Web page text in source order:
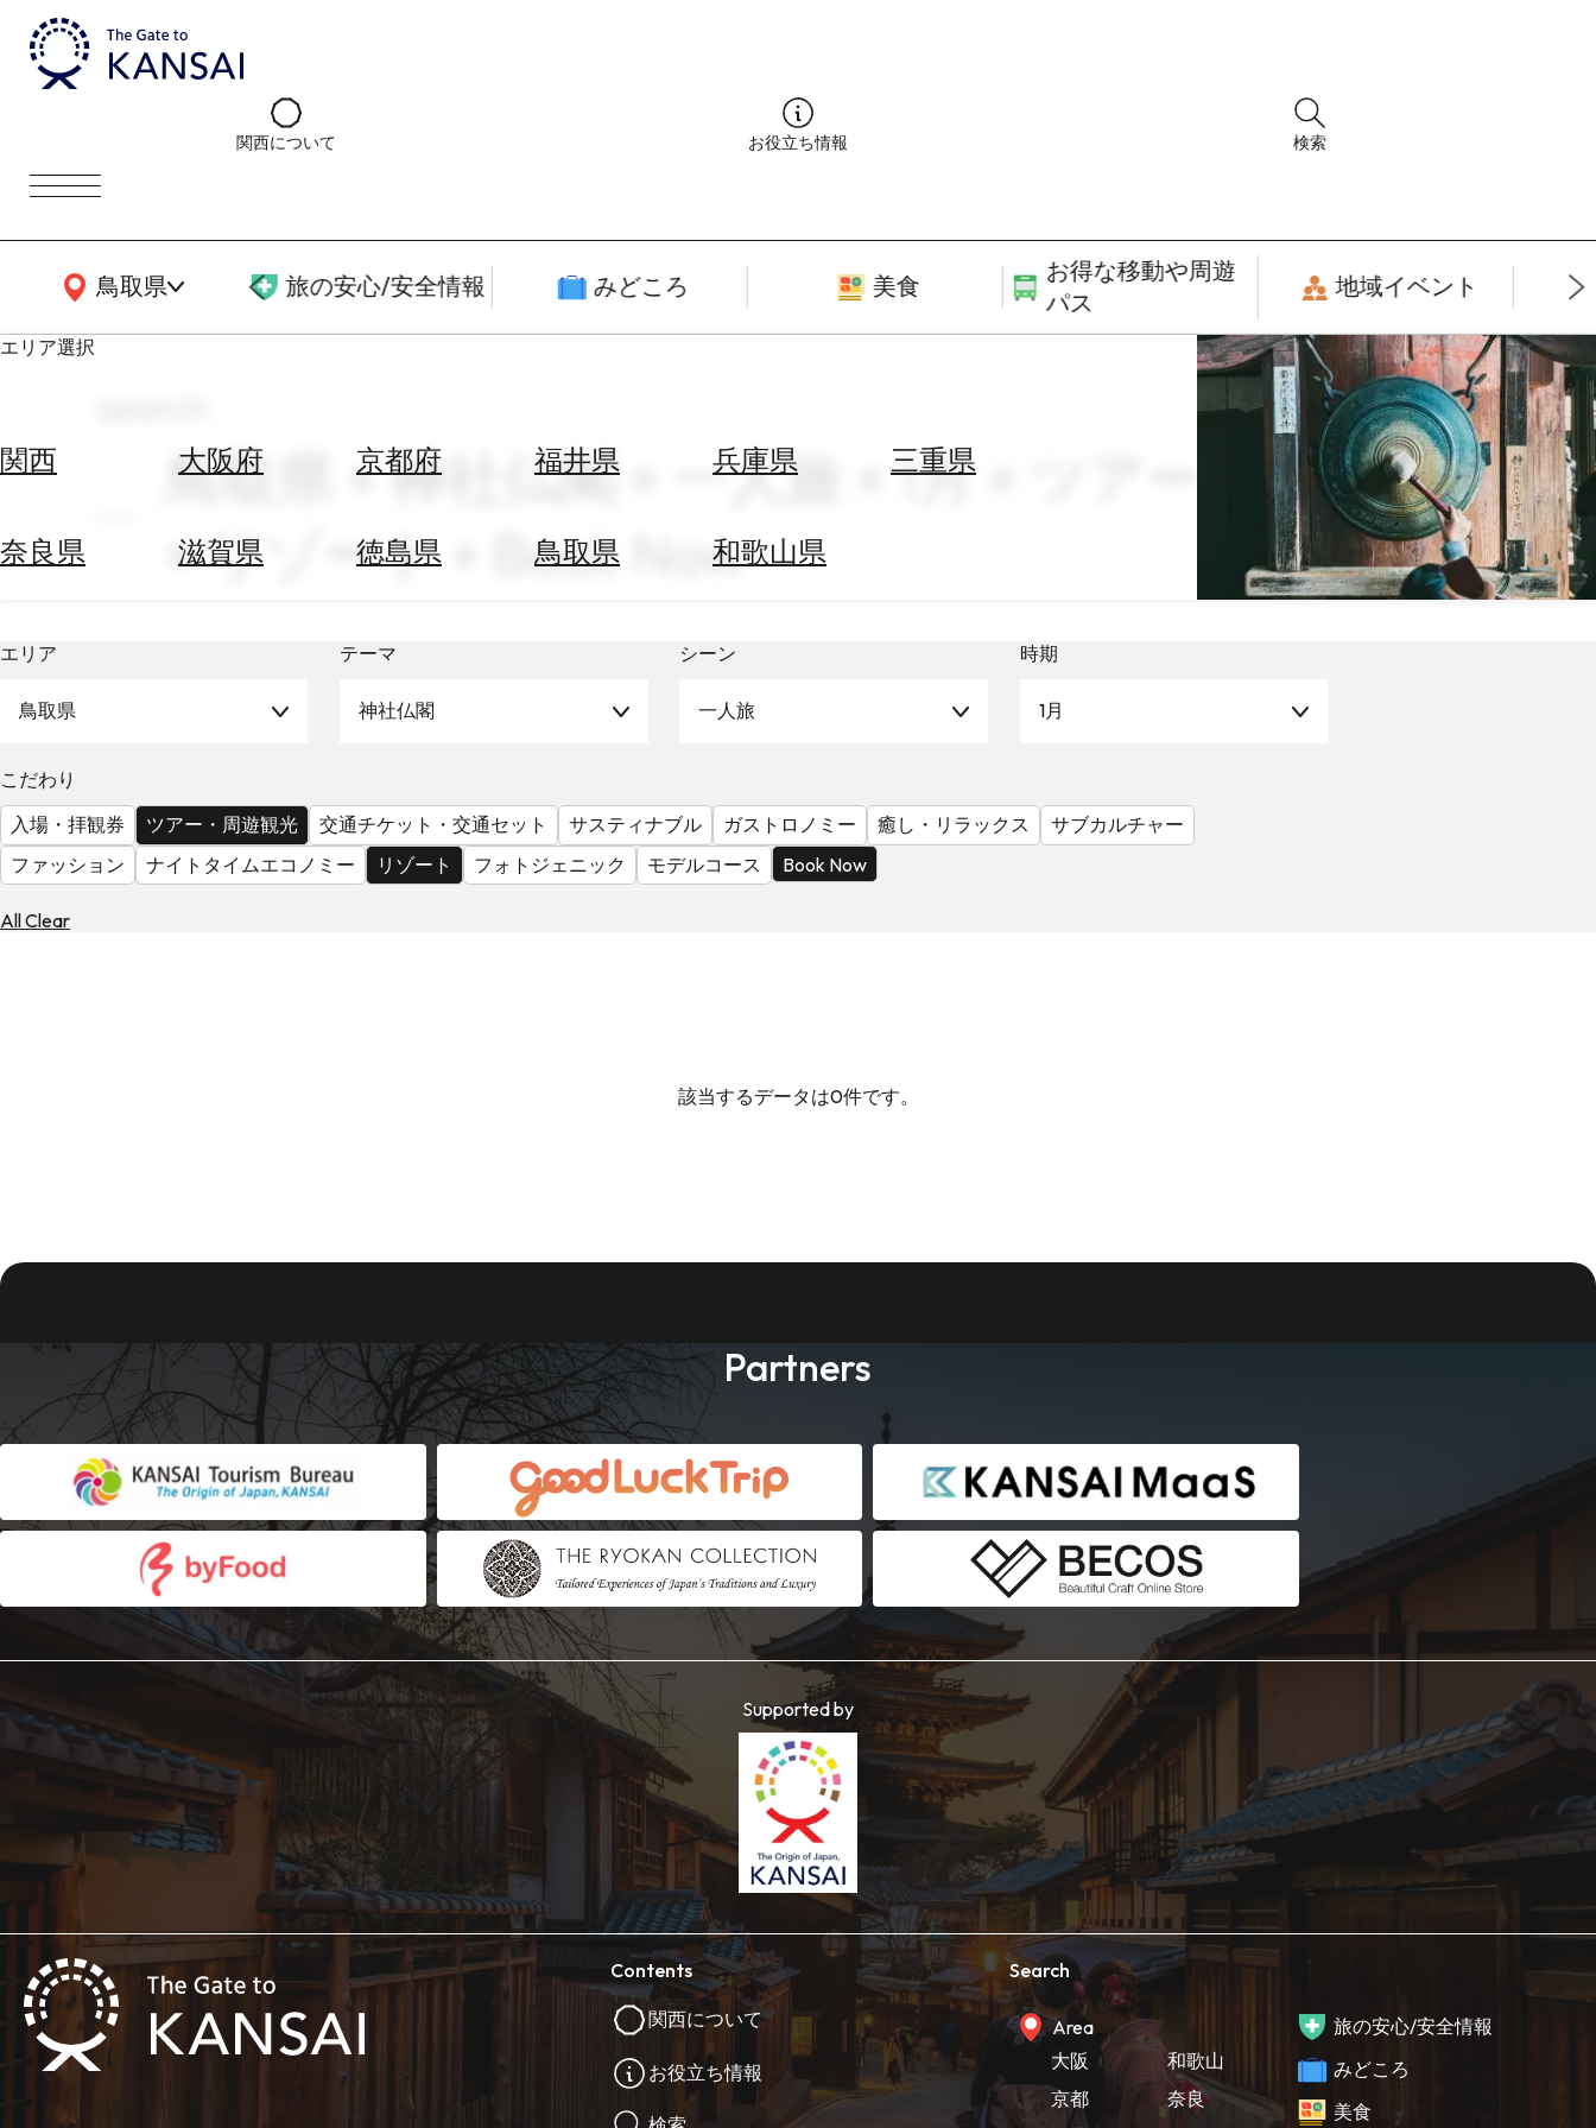
関西について お役立ち情報 検索
鳥取県
関西広域MAP 旅の安心/安全情報 みどころ 美食
お得な移動や周遊
パス
地域イベント
エリア選択
関西 大阪府 京都府 福井県 兵庫県 三重県
奈良県 滋賀県 徳島県 鳥取県 和歌山県
べ
る
天
気
を
見
鳥取県 × 神社仏閣 × 一人旅 × 1月 × ツアー・周遊観光
× リゾート × Book Now
エリア
鳥取県
テーマ
神社仏閣
シーン
一人旅
時期
1月
こだわり
入場・拝観券
ツアー・周遊観光 交通チケット・交通セット サスティナブル ガストロノミー 癒し・リラックス
サブカルチャー
ファッション
ナイトタイムエコノミー リゾート フォトジェニック モデルコース Book Now
All Clear
該当するデータは0件です。
Partners
Supported by
Contents
関西について
お役立ち情報
Search
Area
大阪
京都
和歌山
奈良
旅の安心/安全情報
みどころ
美食